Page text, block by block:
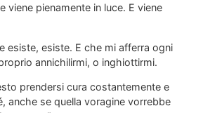
viene pienamente in luce. E viene
esiste, esiste. E che mi afferra ogni
annichilirmi, o inghiottirmi.
prendersi cura costantemente e
anche se quella voragine vorrebbe